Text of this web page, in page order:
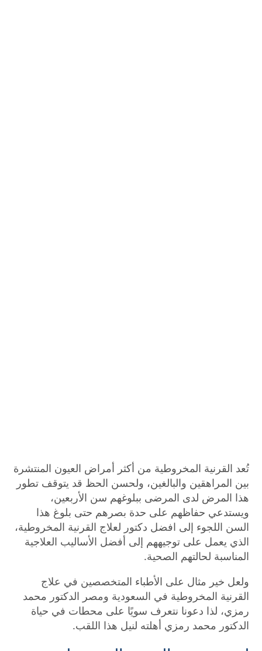
تُعد القرنية المخروطية من أكثر أمراض العيون المنتشرة
بين المراهقين والبالغين، ولحسن الحظ قد يتوقف تطور
هذا المرض لدى المرضى ببلوغهم سن الأربعين،
ويستدعي حفاظهم على حدة بصرهم حتى بلوغ هذا
السن اللجوء إلى افضل دكتور لعلاج القرنية المخروطية،
الذي يعمل على توجيههم إلى أفضل الأساليب العلاجية
المناسبة لحالتهم الصحية.
ولعل خير مثال على الأطباء المتخصصين في علاج
القرنية المخروطية في السعودية ومصر الدكتور محمد
رمزي، لذا دعونا نتعرف سويًا على محطات في حياة
الدكتور محمد رمزي أهلته لنيل هذا اللقب.